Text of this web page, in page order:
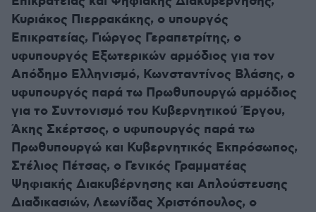
Κυριάκος Πιερρακάκης, ο υπουργός
Επικρατείας, Γιώργος Γεραπετρίτης, ο
υφυπουργός Εξωτερικών αρμόδιος για τον
Απόδημο Ελληνισμό, Κωνσταντίνος Βλάσης, ο
υφυπουργός παρά τω Πρωθυπουργώ αρμόδιος
για το Συντονισμό του Κυβερνητικού Έργου,
Άκης Σκέρτσος, ο υφυπουργός παρά τω
Πρωθυπουργώ και Κυβερνητικός Εκπρόσωπος,
Στέλιος Πέτσας, ο Γενικός Γραμματέας
Ψηφιακής Διακυβέρνησης και Απλούστευσης
Διαδικασιών, Λεωνίδας Χριστόπουλος, ο